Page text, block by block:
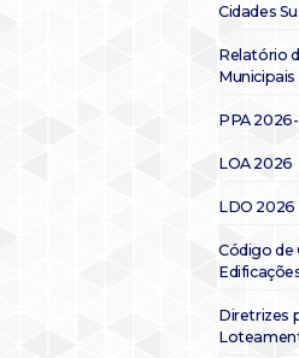
Cidades
Relatório
PPA
LOA 2026
LDO 2026
Código de
Diretrizes